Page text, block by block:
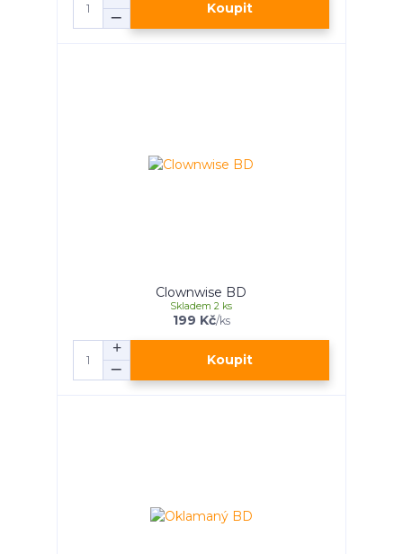
Koupit
Clownwise BD
199 Kč/ks
Skladem 2 ks
Koupit